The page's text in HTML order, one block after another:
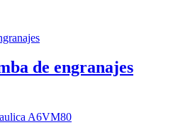
de engranajes